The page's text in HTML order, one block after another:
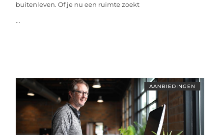
buitenleven. Of je nu een ruimte zoekt
...
AANBIEDINGEN